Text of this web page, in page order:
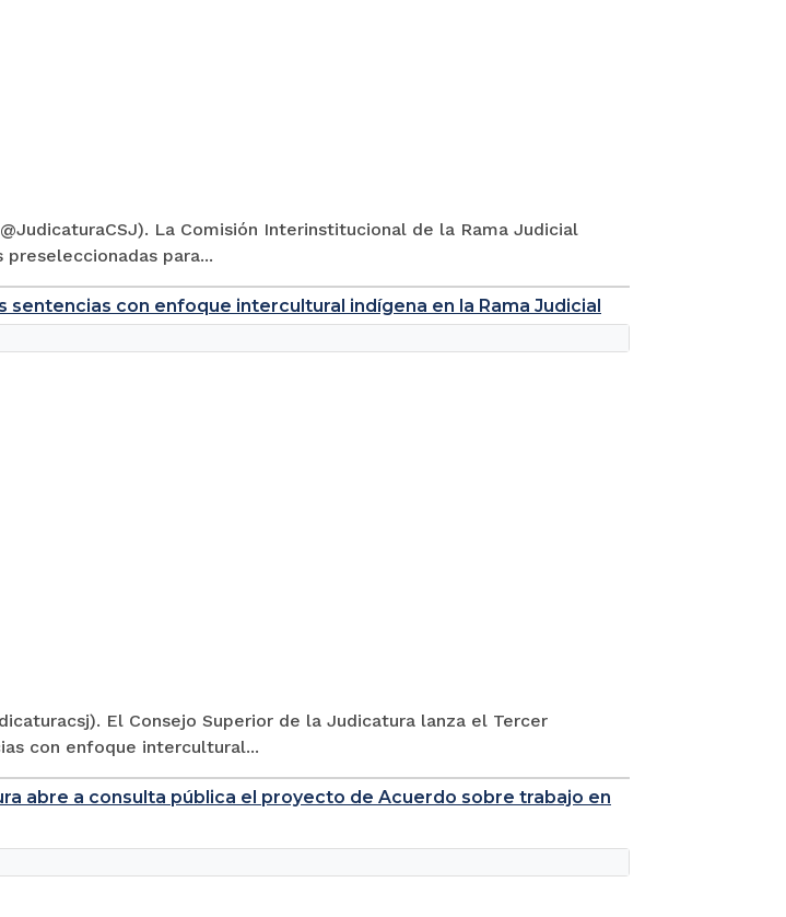
La Comisión Interinstitucional de la Rama Judicial
para...
con enfoque intercultural indígena en la Rama Judicial
El Consejo Superior de la Judicatura lanza el Tercer
con enfoque intercultural...
abre a consulta pública el proyecto de Acuerdo sobre trabajo en